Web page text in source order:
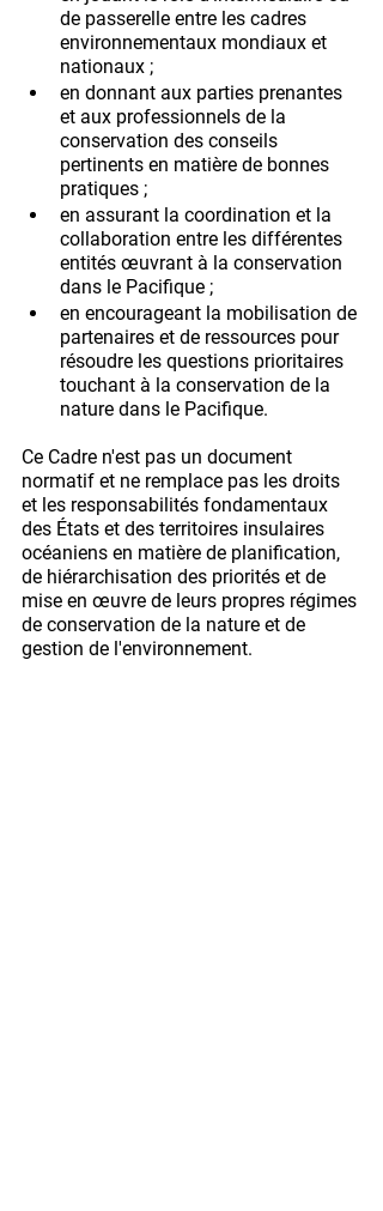
de passerelle entre les cadres
environnementaux mondiaux et
nationaux ;
en donnant aux parties prenantes
et aux professionnels de la
conservation des conseils
pertinents en matière de bonnes
pratiques ;
en assurant la coordination et la
collaboration entre les différentes
entités œuvrant à la conservation
dans le Pacifique ;
en encourageant la mobilisation de
partenaires et de ressources pour
résoudre les questions prioritaires
touchant à la conservation de la
nature dans le Pacifique.
Ce Cadre n'est pas un document
normatif et ne remplace pas les droits
et les responsabilités fondamentaux
des États et des territoires insulaires
océaniens en matière de planification,
de hiérarchisation des priorités et de
mise en œuvre de leurs propres régimes
de conservation de la nature et de
gestion de l'environnement.